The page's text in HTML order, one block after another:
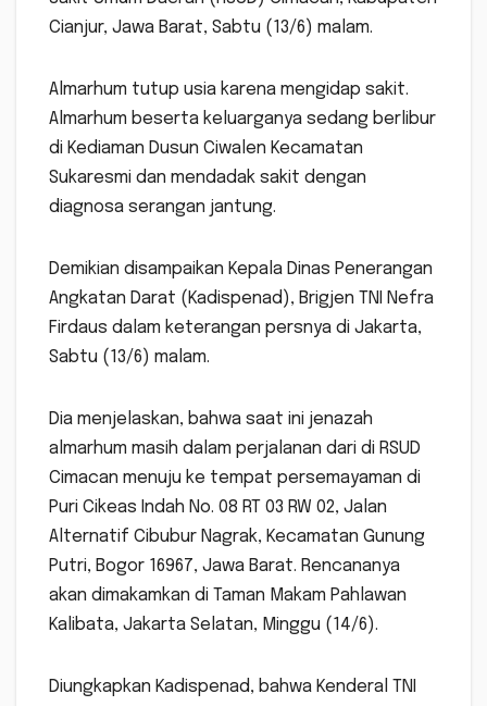
Cianjur, Jawa Barat, Sabtu (13/6) malam.
Almarhum tutup usia karena mengidap sakit.
Almarhum beserta keluarganya sedang berlibur
di Kediaman Dusun Ciwalen Kecamatan
Sukaresmi dan mendadak sakit dengan
diagnosa serangan jantung.
Demikian disampaikan Kepala Dinas Penerangan
Angkatan Darat (Kadispenad), Brigjen TNI Nefra
Firdaus dalam keterangan persnya di Jakarta,
Sabtu (13/6) malam.
Dia menjelaskan, bahwa saat ini jenazah
almarhum masih dalam perjalanan dari di RSUD
Cimacan menuju ke tempat persemayaman di
Puri Cikeas Indah No. 08 RT 03 RW 02, Jalan
Alternatif Cibubur Nagrak, Kecamatan Gunung
Putri, Bogor 16967, Jawa Barat. Rencananya
akan dimakamkan di Taman Makam Pahlawan
Kalibata, Jakarta Selatan, Minggu (14/6).
Diungkapkan Kadispenad, bahwa Kenderal TNI